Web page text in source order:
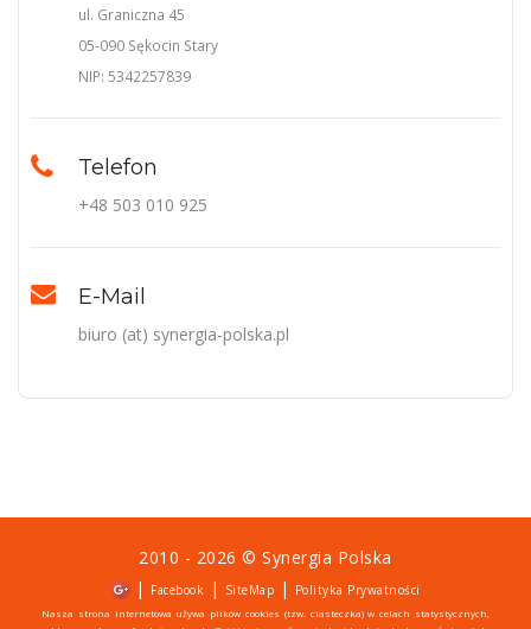
ul. Graniczna 45
05-090 Sękocin Stary
NIP: 5342257839
Telefon
+48 503 010 925
E-Mail
biuro (at) synergia-polska.pl
2010 - 2026 ©Synergia Polska
|
Facebook | SiteMap | Polityka Prywatności
Nasza strona internetowa używa plików cookies (tzw. ciasteczka) w celach statystycznych,